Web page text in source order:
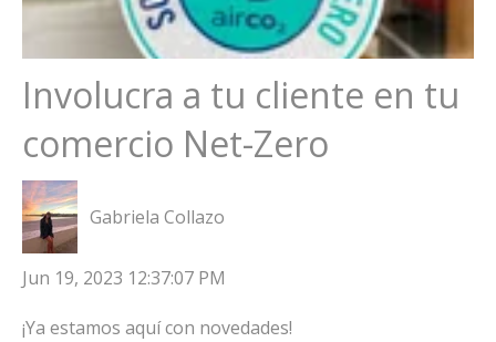
Involucra a tu cliente en tu
comercio Net-Zero
Gabriela Collazo
Jun 19, 2023 12:37:07 PM
¡Ya estamos aquí con novedades!